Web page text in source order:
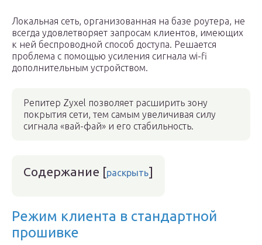
Локальная сеть, организованная на базе роутера, не
всегда удовлетворяет запросам клиентов, имеющих
к ней беспроводной способ доступа. Решается
проблема с помощью усиления сигнала wi-fi
дополнительным устройством.
Репитер Zyxel позволяет расширить зону
покрытия сети, тем самым увеличивая силу
сигнала «вай-фай» и его стабильность.
Содержание [раскрыть]
Режим клиента в стандартной
прошивке